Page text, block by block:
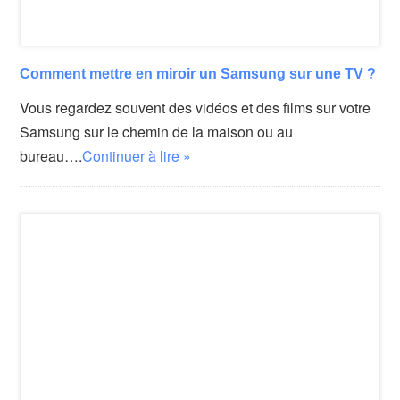
Comment mettre en miroir un Samsung sur une TV ?
Vous regardez souvent des vidéos et des films sur votre
Samsung sur le chemin de la maison ou au
bureau….Continuer à lire »